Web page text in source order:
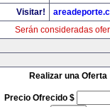
Visitar!
Serán consideradas
Realizar una Oferta
Precio Ofrecido $